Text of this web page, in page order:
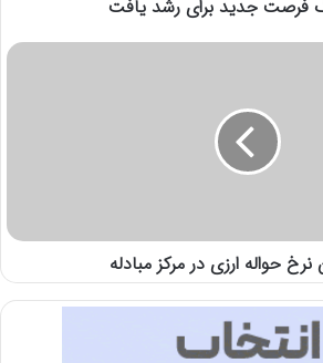
فرصت جدید برای رشد یافت
حواله ارزی در مرکز مبادله